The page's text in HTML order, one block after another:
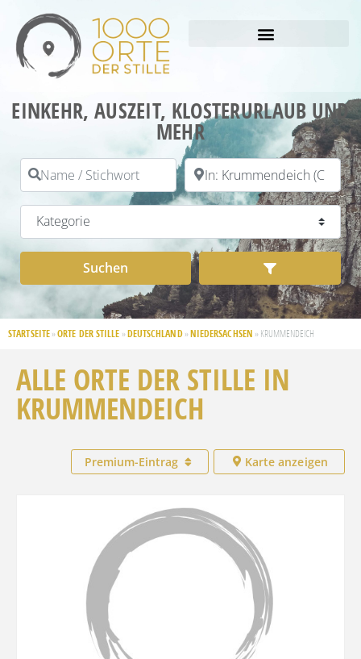
EINKEHR, AUSZEIT, KLOSTERURLAUB UND
MEHR
Name / Stichwort PLZ / Ort
Kategorie
Suchen Advanced
STARTSEITE » ORTE DER STILLE » DEUTSCHLAND» NIEDERSACHSEN » KRUMMENDEICH
ALLE ORTE DER STILLE IN
KRUMMENDEICH
Premium-Eintrag Karte anzeigen